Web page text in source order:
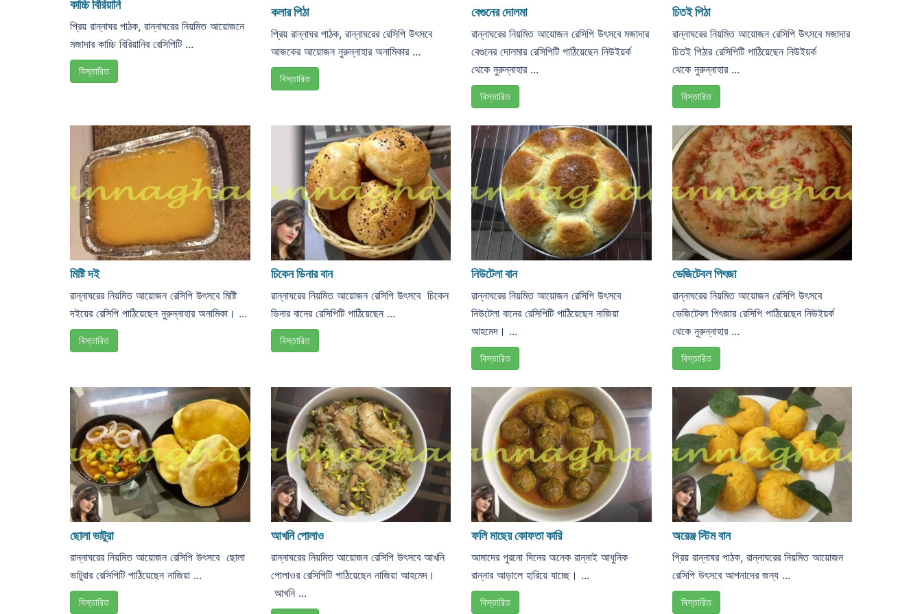
কাচ্চি বিরিয়ানি
প্রিয় রান্নাঘর পাঠক, রান্নাঘরের নিয়মিত আয়োজনে
মজাদার কাচ্চি বিরিয়ানির রেসিপিটি ...
বিস্তারিত
কলার পিঠা
প্রিয় রান্নাঘর পাঠক, রান্নাঘরের রেসিপি উৎসবে
আজকের আয়োজন নুরুন্নাহার অনামিকার ...
বিস্তারিত
বেগুনের দোলমা
রান্নাঘরের নিয়মিত আয়োজন রেসিপি উৎসবে মজাদার
বেগুনের দোলমার রেসিপিটি পাঠিয়েছেন নিউইয়র্ক
থেকে নুরুন্নাহার ...
বিস্তারিত
চিতই পিঠা
রান্নাঘরের নিয়মিত আয়োজন রেসিপি উৎসবে মজাদার
চিতই পিঠার রেসিপিটি পাঠিয়েছেন নিউইয়র্ক
থেকে নুরুন্নাহার ...
বিস্তারিত
মিষ্টি দই
রান্নাঘরের নিয়মিত আয়োজন রেসিপি উৎসবে মিষ্টি
দইয়ের রেসিপি পাঠিয়েছেন নুরুন্নাহার অনামিকা। ...
বিস্তারিত
চিকেন ডিনার বান
রান্নাঘরের নিয়মিত আয়োজন রেসিপি উৎসবে চিকেন
ডিনার বানের রেসিপিটি পাঠিয়েছেন ...
বিস্তারিত
নিউটেলা বান
রান্নাঘরের নিয়মিত আয়োজন রেসিপি উৎসবে
নিউটেলা বানের রেসিপিটি পাঠিয়েছেন নাজিয়া
আহমেদ। ...
বিস্তারিত
ভেজিটেবল পিৎজা
রান্নাঘরের নিয়মিত আয়োজন রেসিপি উৎসবে
ভেজিটেবল পিৎজার রেসিপি পাঠিয়েছেন নিউইয়র্ক
থেকে নুরুন্নাহার ...
বিস্তারিত
ছোলা ভাটুরা
রান্নাঘরের নিয়মিত আয়োজন রেসিপি উৎসবে ছোলা
ভাটুরার রেসিপিটি পাঠিয়েছেন নাজিয়া ...
বিস্তারিত
আখনি পোলাও
রান্নাঘরের নিয়মিত আয়োজন রেসিপি উৎসবে আখনি
পোলাওর রেসিপিটি পাঠিয়েছেন নাজিয়া আহমেদ।
আখনি ...
ফলি মাছের কোফতা কারি
আমাদের পুরনো দিনের অনেক রান্নাই আধুনিক
রান্নার আড়ালে হারিয়ে যাচ্ছে। ...
বিস্তারিত
অরেঞ্জ স্টিম বান
প্রিয় রান্নাঘর পাঠক, রান্নাঘরের নিয়মিত আয়োজন
রেসিপি উৎসবে আপনাদের জন্য ...
বিস্তারিত